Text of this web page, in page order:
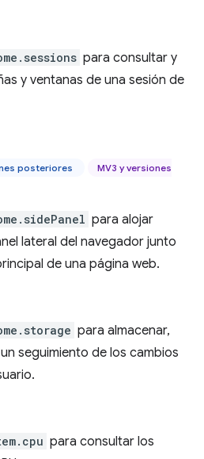
para consultar y
y ventanas de una sesión de
posteriores
MV3 y versiones
para alojar
lateral del navegador junto
de una página web.
para almacenar,
seguimiento de los cambios
para consultar los